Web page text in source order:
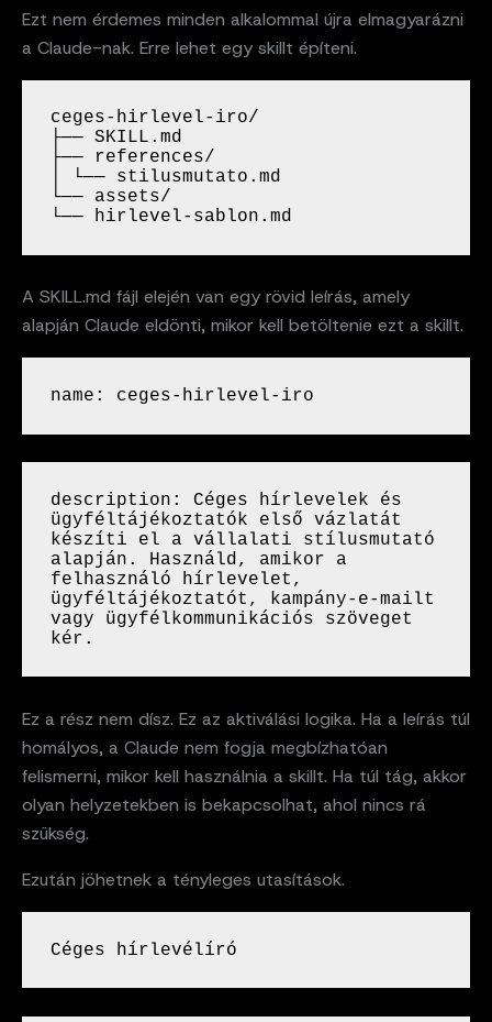
Ezt nem érdemes minden alkalommal újra elmagyarázni
a Claude-nak. Erre lehet egy skillt építeni.
ceges-hirlevel-iro/
├── SKILL.md
├── references/
│ └── stilusmutato.md
└── assets/
└── hirlevel-sablon.md
A SKILL.md fájl elején van egy rövid leírás, amely
alapján Claude eldönti, mikor kell betöltenie ezt a skillt.
name: ceges-hirlevel-iro
description: Céges hírlevelek és
ügyféltájékoztatók első vázlatát
készíti el a vállalati stílusmutató
alapján. Használd, amikor a
felhasználó hírlevelet,
ügyféltájékoztatót, kampány-e-mailt
vagy ügyfélkommunikációs szöveget
kér.
Ez a rész nem dísz. Ez az aktiválási logika. Ha a leírás túl
homályos, a Claude nem fogja megbízhatóan
felismerni, mikor kell használnia a skillt. Ha túl tág, akkor
olyan helyzetekben is bekapcsolhat, ahol nincs rá
szükség.
Ezután jöhetnek a tényleges utasítások.
Céges hírlevélíró